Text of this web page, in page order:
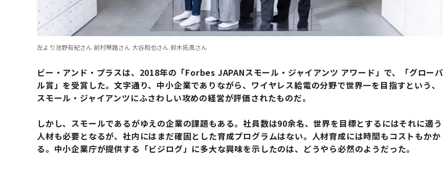
左より池野有紀さん 前村琴路さん 大谷和也さん 鈴木拓真さん
ビー・アンド・プラスは、2018年の「Forbes JAPANスモール・ジャイアンツ アワード」で、「グローバ
ル賞」を受賞した。文字通り、中小企業でありながら、ワイヤレス給電の分野で世界一を目指すという、
スモール・ジャイアンツにふさわしい攻めの経営が評価されたものだ。
しかし、スモールであるがゆえの企業の課題もある。社員数は90余名、世界を目標とするにはそれに適う
人材も必要となるが、社内にはまだ確固とした育成プログラムはない。人材育成には時間もコストもかか
る。中小企業庁が提供する「ビジログ」に多大な興味を示したのは、どうやら必然のようだった。